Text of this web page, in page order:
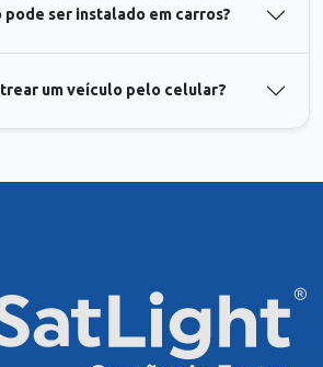
pode ser instalado em carros?
um veículo pelo celular?